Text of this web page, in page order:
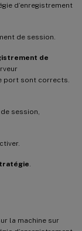
d’enregistrement
de session.
de
port sont corrects.
session,
la machine sur